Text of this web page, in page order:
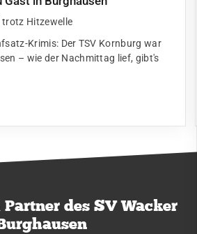
Hitzewelle
Krimis: Der TSV Kornburg war
– wie der Nachmittag lief, gibt's
des SV Wacker